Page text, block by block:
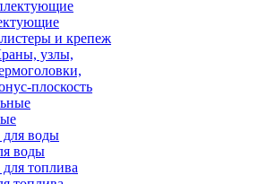
и крепеж
узлы,
плоскость
воды